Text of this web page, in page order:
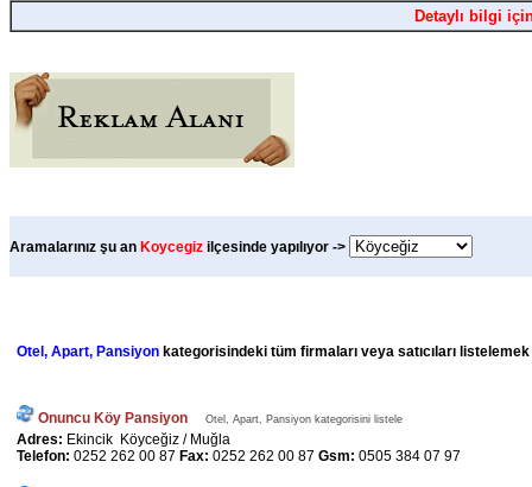
Detaylı bilgi
Aramalarınız şu an Koycegiz ilçesinde yapılıyor ->
Otel, Apart, Pansiyon kategorisindeki tüm firmaları veya satıcıları
Onuncu Köy Pansiyon Otel, Apart, Pansiyon kategorisini listele
Adres: Ekincik Köyceğiz / Muğla
Telefon: 0252 262 00 87 Fax: 0252 262 00 87 Gsm: 0505 384 07 97